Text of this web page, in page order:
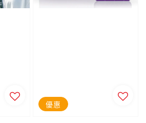
優惠